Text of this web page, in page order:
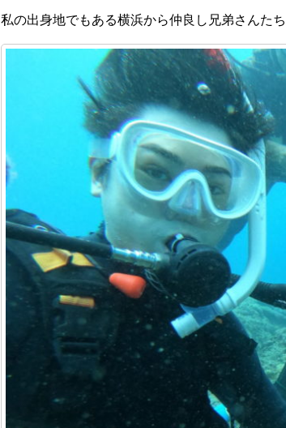
私の出身地でもある横浜から仲良し兄弟さんた